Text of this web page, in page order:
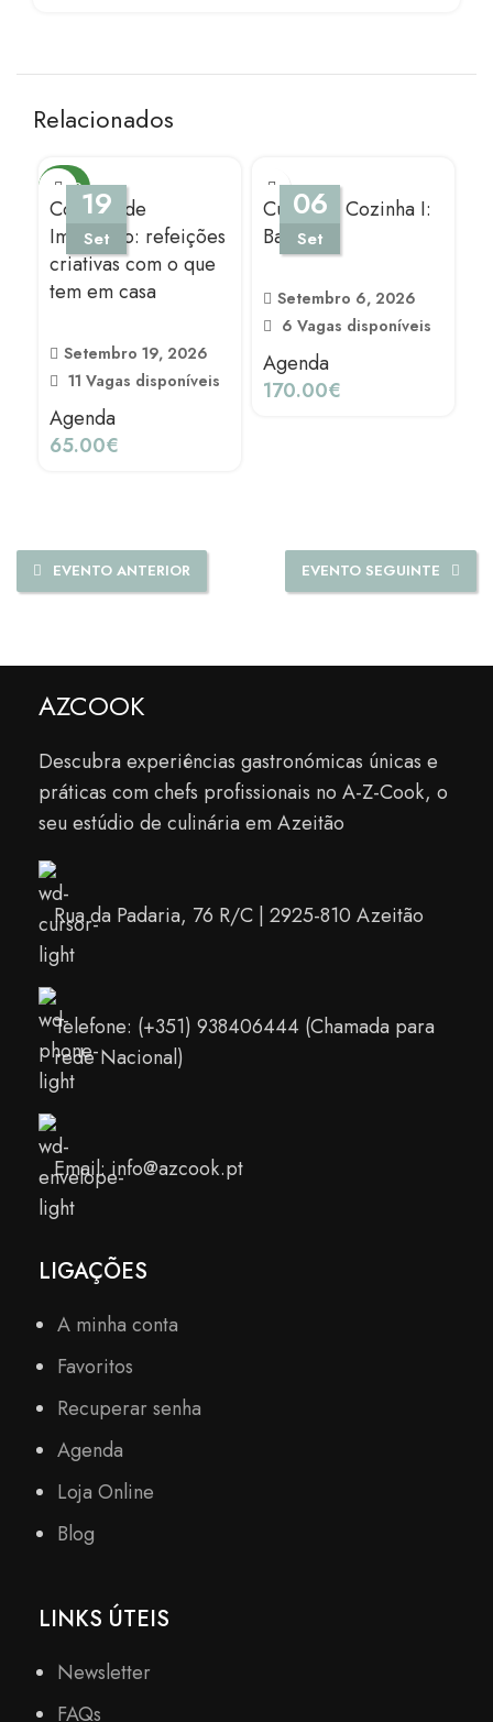
Relacionados
19
Set
NOVO
Cozinha de
Improviso: refeições
criativas com o que
tem em casa
Setembro 19, 2026
11 Vagas disponíveis
Agenda
65.00€
06
Set
Curso de Cozinha I:
Bases
Setembro 6, 2026
6 Vagas disponíveis
Agenda
170.00€
EVENTO ANTERIOR EVENTO SEGUINTE
AZCOOK
Descubra experiências gastronómicas únicas e
práticas com chefs profissionais no A-Z-Cook, o
seu estúdio de culinária em Azeitão
Rua da Padaria, 76 R/C | 2925-810 Azeitão
Telefone: (+351) 938406444 (Chamada para
rede Nacional)
Email: info@azcook.pt
LIGAÇÕES
A minha conta
Favoritos
Recuperar senha
Agenda
Loja Online
Blog
LINKS ÚTEIS
Newsletter
FAQs